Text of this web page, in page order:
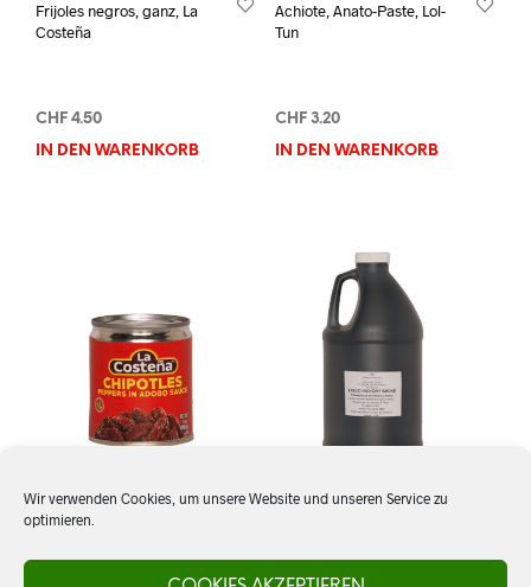
Wir verwenden Cookies, um unsere Website und unseren Service zu
optimieren.
Frijoles negros, ganz, La
Costeña
CHF 4.50
IN DEN WARENKORB
Achiote, Anato-Paste, Lol-
Tun
CHF3.20
IN DEN WARENKORB
Adobo, La Costeña